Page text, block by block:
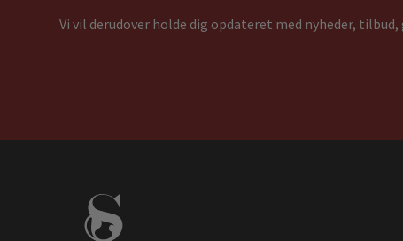
Vi vil derudover holde dig opdateret med nyheder, tilbud,